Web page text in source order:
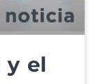
y el